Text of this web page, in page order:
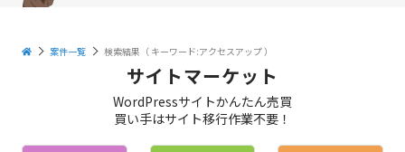
案件一覧 検索結果（ キーワード:アクセスアップ）
サイトマーケット
WordPressサイトかんたん売買
買い手はサイト移行作業不要！